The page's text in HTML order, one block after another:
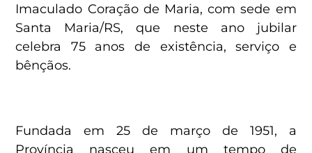
Imaculado Coração de Maria, com sede em
Santa Maria/RS, que neste ano jubilar
celebra 75 anos de existência, serviço e
bênçãos.
Fundada em 25 de março de 1951, a
Província nasceu em um tempo de